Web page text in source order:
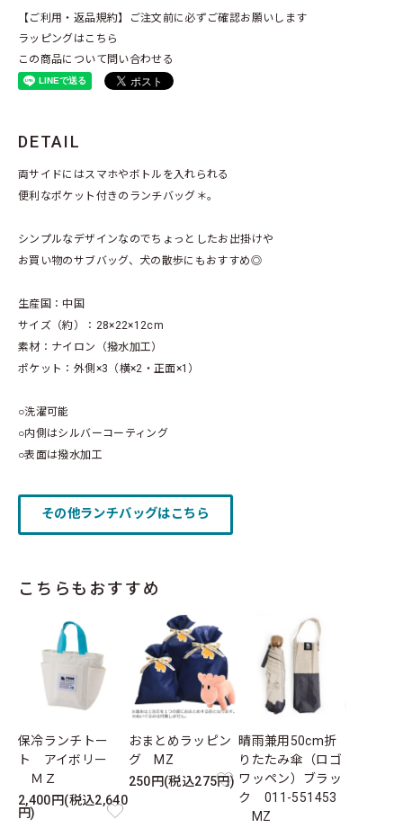
【ご利用・返品規約】ご注文前に必ずご確認お願いします
ラッピングはこちら
この商品について問い合わせる
DETAIL
両サイドにはスマホやボトルを入れられる
便利なポケット付きのランチバッグ＊。
シンプルなデザインなのでちょっとしたお出掛けや
お買い物のサブバッグ、犬の散歩にもおすすめ◎
生産国：中国
サイズ（約）：28×22×12cm
素材：ナイロン（撥水加工）
ポケット：外側×3（横×2・正面×1）
○洗濯可能
○内側はシルバーコーティング
○表面は撥水加工
その他ランチバッグはこちら
こちらもおすすめ
保冷ランチトー
ト アイボリー
ＭＺ
2,400円(税込2,640
円)
おまとめラッピン
グ MZ
250円(税込275円)
晴雨兼用50cm折
りたたみ傘（ロゴ
ワッペン）ブラッ
ク 011-551453
MZ